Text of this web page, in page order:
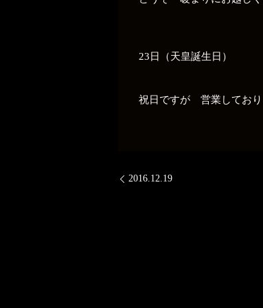
23日（天皇誕生日）
祝日ですが 営業して
2016.12.19